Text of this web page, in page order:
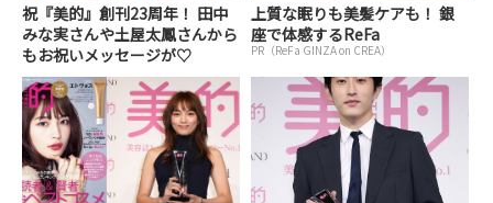
祝『美的』創刊23周年！ 田中
みな実さんや土屋太鳳さんから
もお祝いメッセージが♡
上質な眠りも美髪ケアも！ 銀
座で体感するReFa
PR（ReFa GINZA on CREA）